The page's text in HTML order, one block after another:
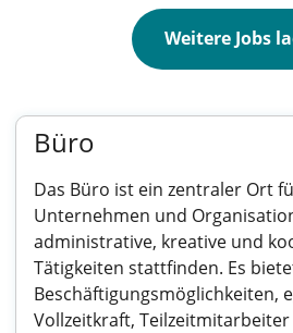
Weitere Jobs
Büro
Das Büro ist ein zentraler Ort
Unternehmen und
administrative, kreative und
Tätigkeiten stattfinden. Es
Beschäftigungsmöglichkeiten,
Vollzeitkraft,